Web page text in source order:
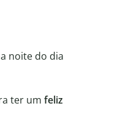
noite do dia
ter um feliz